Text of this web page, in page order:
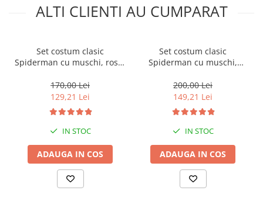
ALTI CLIENTI AU CUMPARAT
Set costum clasic
Spiderman cu muschi, rosu,
LED, 3-5 ani, 100-110 cm
170,00 Lei
129,21 Lei
IN STOC
ADAUGA IN COS
Set costum clasic
Spiderman cu muschi,
masca LED, 110-120 cm, 5-7
ani
200,00 Lei
149,21 Lei
IN STOC
ADAUGA IN COS